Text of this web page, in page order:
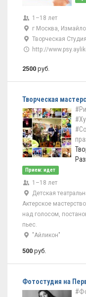
1–18 лет
г Москва,
Творческая
http://
2500 руб.
Творческая
Прием: идет
1–18 лет
Детская
Актерское
над голосом,
пьес.
"Айликон"
500 руб.
Фотостудия на